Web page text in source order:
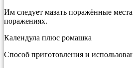
Им следует мазать поражённые
поражениях.
Календула плюс ромашка
Способ приготовления и